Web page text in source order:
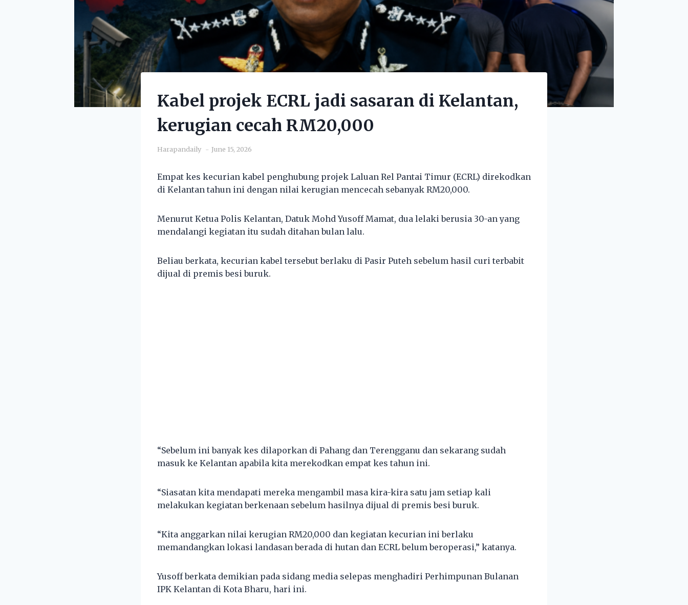
Kabel projek ECRL jadi sasaran di Kelantan,
kerugian cecah RM20,000
Harapandaily June 15, 2026
Empat kes kecurian kabel penghubung projek Laluan Rel Pantai Timur (ECRL) direkodkan
di Kelantan tahun ini dengan nilai kerugian mencecah sebanyak RM20,000.
Menurut Ketua Polis Kelantan, Datuk Mohd Yusoff Mamat, dua lelaki berusia 30-an yang
mendalangi kegiatan itu sudah ditahan bulan lalu.
Beliau berkata, kecurian kabel tersebut berlaku di Pasir Puteh sebelum hasil curi terbabit
dijual di premis besi buruk.
“Sebelum ini banyak kes dilaporkan di Pahang dan Terengganu dan sekarang sudah
masuk ke Kelantan apabila kita merekodkan empat kes tahun ini.
“Siasatan kita mendapati mereka mengambil masa kira-kira satu jam setiap kali
melakukan kegiatan berkenaan sebelum hasilnya dijual di premis besi buruk.
“Kita anggarkan nilai kerugian RM20,000 dan kegiatan kecurian ini berlaku
memandangkan lokasi landasan berada di hutan dan ECRL belum beroperasi,” katanya.
Yusoff berkata demikian pada sidang media selepas menghadiri Perhimpunan Bulanan
IPK Kelantan di Kota Bharu, hari ini.